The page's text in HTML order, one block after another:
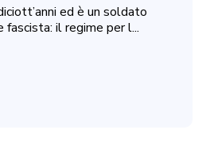
ed è un soldato
fascista: il regime per l...